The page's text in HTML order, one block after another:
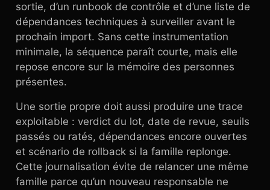
sortie, d’un runbook de contrôle et d’une liste de
dépendances techniques à surveiller avant le
prochain import. Sans cette instrumentation
minimale, la séquence paraît courte, mais elle
repose encore sur la mémoire des personnes
présentes.
Une sortie propre doit aussi produire une trace
exploitable : verdict du lot, date de revue, seuils
passés ou ratés, dépendances encore ouvertes
et scénario de rollback si la famille replonge.
Cette journalisation évite de relancer une même
famille parce qu’un nouveau responsable ne